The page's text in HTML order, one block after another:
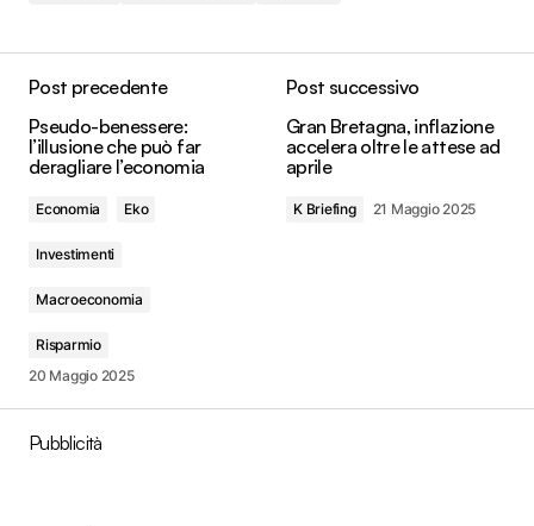
Post precedente
Pseudo-benessere:
l’illusione che può far
deragliare l’economia
Economia Eko
Investimenti
Macroeconomia
Risparmio
20 Maggio 2025
Post successivo
Gran Bretagna, inflazione
accelera oltre le attese ad
aprile
K Briefing 21 Maggio 2025
Pubblicità